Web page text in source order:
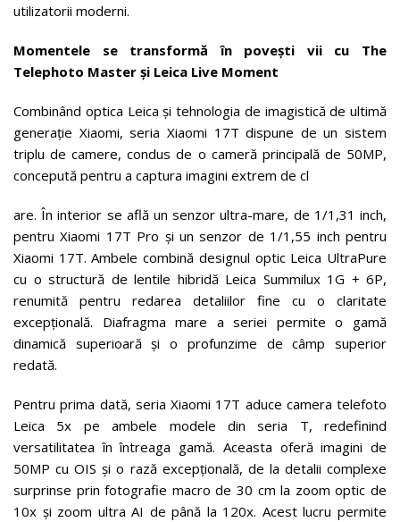
utilizatorii moderni.
Momentele se transformă în povești vii cu The
Telephoto Master și Leica Live Moment
Combinând optica Leica și tehnologia de imagistică de ultimă
generație Xiaomi, seria Xiaomi 17T dispune de un sistem
triplu de camere, condus de o cameră principală de 50MP,
concepută pentru a captura imagini extrem de cl
are. În interior se află un senzor ultra-mare, de 1/1,31 inch,
pentru Xiaomi 17T Pro și un senzor de 1/1,55 inch pentru
Xiaomi 17T. Ambele combină designul optic Leica UltraPure
cu o structură de lentile hibridă Leica Summilux 1G + 6P,
renumită pentru redarea detaliilor fine cu o claritate
excepțională. Diafragma mare a seriei permite o gamă
dinamică superioară și o profunzime de câmp superior
redată.
Pentru prima dată, seria Xiaomi 17T aduce camera telefoto
Leica 5x pe ambele modele din seria T, redefinind
versatilitatea în întreaga gamă. Aceasta oferă imagini de
50MP cu OIS și o rază excepțională, de la detalii complexe
surprinse prin fotografie macro de 30 cm la zoom optic de
10x și zoom ultra AI de până la 120x. Acest lucru permite